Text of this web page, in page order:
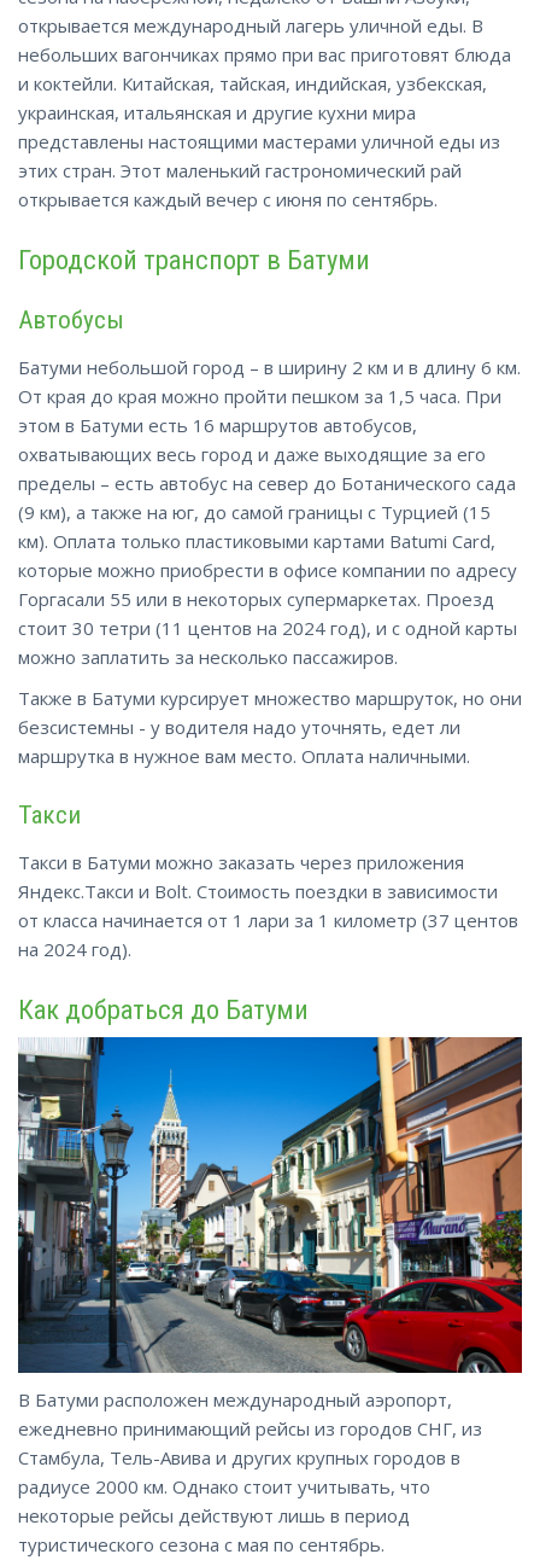
открывается международный лагерь уличной еды. В
небольших вагончиках прямо при вас приготовят блюда
и коктейли. Китайская, тайская, индийская, узбекская,
украинская, итальянская и другие кухни мира
представлены настоящими мастерами уличной еды из
этих стран. Этот маленький гастрономический рай
открывается каждый вечер с июня по сентябрь.
Городской транспорт в Батуми
Автобусы
Батуми небольшой город – в ширину 2 км и в длину 6 км.
От края до края можно пройти пешком за 1,5 часа. При
этом в Батуми есть 16 маршрутов автобусов,
охватывающих весь город и даже выходящие за его
пределы – есть автобус на север до Ботанического сада
(9 км), а также на юг, до самой границы с Турцией (15
км). Оплата только пластиковыми картами Batumi Card,
которые можно приобрести в офисе компании по адресу
Горгасали 55 или в некоторых супермаркетах. Проезд
стоит 30 тетри (11 центов на 2024 год), и с одной карты
можно заплатить за несколько пассажиров.
Также в Батуми курсирует множество маршруток, но они
безсистемны - у водителя надо уточнять, едет ли
маршрутка в нужное вам место. Оплата наличными.
Такси
Такси в Батуми можно заказать через приложения
Яндекс.Такси и Bolt. Стоимость поездки в зависимости
от класса начинается от 1 лари за 1 километр (37 центов
на 2024 год).
Как добраться до Батуми
В Батуми расположен международный аэропорт,
ежедневно принимающий рейсы из городов СНГ, из
Стамбула, Тель-Авива и других крупных городов в
радиусе 2000 км. Однако стоит учитывать, что
некоторые рейсы действуют лишь в период
туристического сезона с мая по сентябрь.